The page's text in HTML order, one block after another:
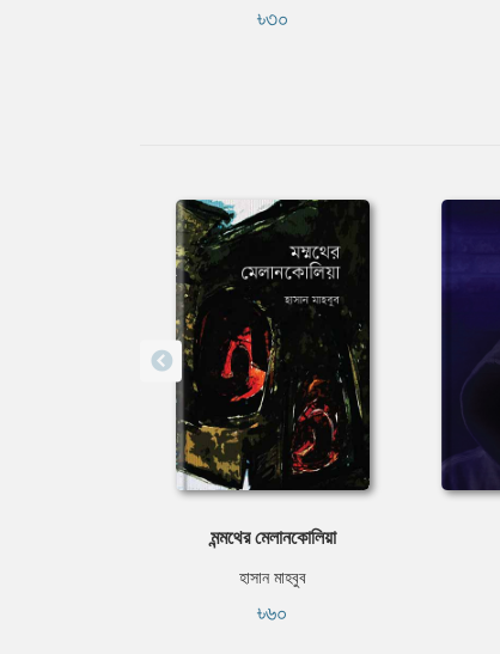
৳৩০
মন্মথের মেলানকোলিয়া
হাসান মাহবুব
৳৬০